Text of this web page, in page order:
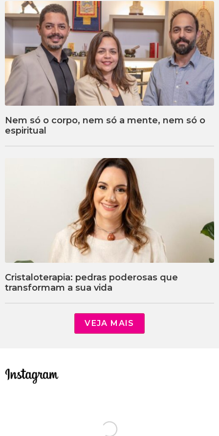
Nem só o corpo, nem só a mente, nem só o
espiritual
Cristaloterapia: pedras poderosas que
transformam a sua vida
VEJA MAIS